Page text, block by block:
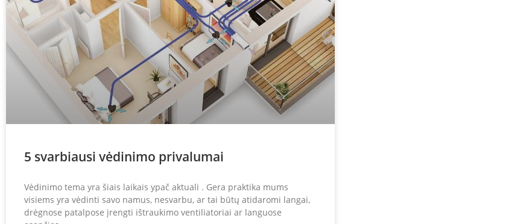
5 svarbiausi vėdinimo privalumai
Vėdinimo tema yra šiais laikais ypač aktuali . Gera praktika mums
visiems yra vėdinti savo namus, nesvarbu, ar tai būtų atidaromi langai,
drėgnose patalpose įrengti ištraukimo ventiliatoriai ar languose